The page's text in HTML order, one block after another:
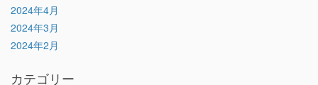
2024年4月
2024年3月
2024年2月
カテゴリー